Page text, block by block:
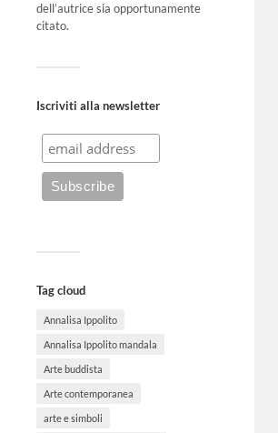
dell’autrice sia opportunamente
citato.
Iscriviti alla newsletter
Tag cloud
Annalisa Ippolito
Annalisa Ippolito mandala
Arte buddista
Arte contemporanea
arte e simboli